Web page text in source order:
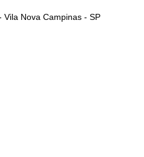
melhor escolha. Não perca
Vila Nova Campinas - SP